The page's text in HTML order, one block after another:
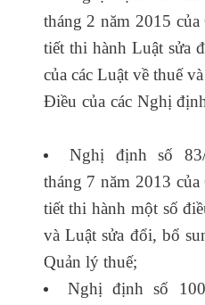
tháng 2 năm 2015
tiết thi hành Luật sửa
của các Luật về thuế
Điều của các Nghị
Nghị định số
tháng 7 năm 2013
tiết thi hành một số
và Luật sửa đổi, bổ
Quản lý thuế;
Nghị định số